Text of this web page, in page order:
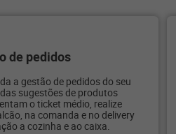
de pedidos
a gestão de pedidos do seu
sugestões de produtos
o ticket médio, realize
na comanda e no delivery
a cozinha e ao caixa.